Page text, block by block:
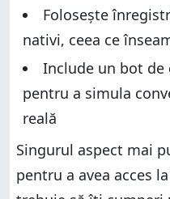
Folosește
nativi, ceea ce
Include un bot
pentru a simula
reală
Singurul aspect mai
pentru a avea acces